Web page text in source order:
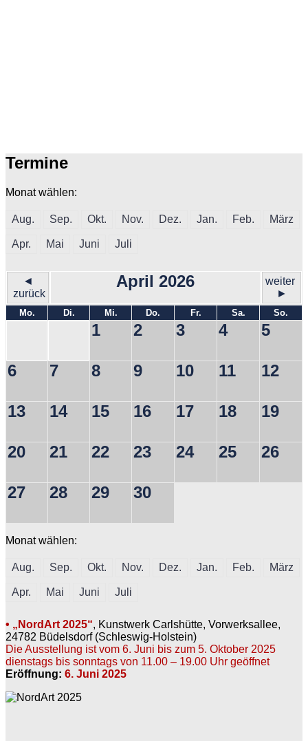
Termine
Monat wählen:
Aug. Sep. Okt. Nov. Dez. Jan. Feb. März
Apr. Mai Juni Juli
◄
zurück
April 2026
weiter
►
Mo. Di. Mi. Do. Fr. Sa. So.
1 2 3 4 5
6 7 8 9 10 11 12
13 14 15 16 17 18 19
20 21 22 23 24 25 26
27 28 29 30
Monat wählen:
Aug. Sep. Okt. Nov. Dez. Jan. Feb. März
Apr. Mai Juni Juli
• „NordArt 2025“, Kunstwerk Carlshütte, Vorwerksallee,
24782 Büdelsdorf (Schleswig-Holstein)
Die Ausstellung ist vom 6. Juni bis zum 5. Oktober 2025
dienstags bis sonntags von 11.00 – 19.00 Uhr geöffnet
Eröffnung: 6. Juni 2025